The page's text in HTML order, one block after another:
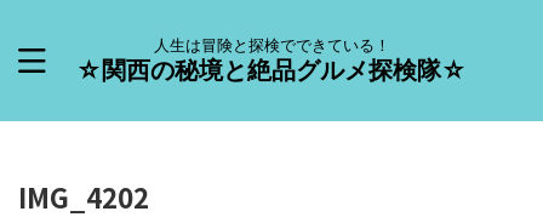
人生は冒険と探検でできている！
☆関西の秘境と絶品グルメ探検隊☆
IMG_4202